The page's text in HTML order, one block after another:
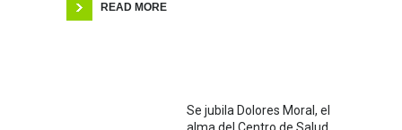
READ MORE
Se jubila Dolores Moral, el